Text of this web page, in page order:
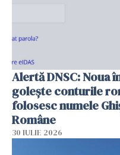
Alertă DNSC: Noua
golește conturile
folosesc numele
Române
30 IULIE 2026